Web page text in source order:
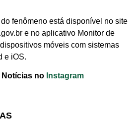
fenômeno está disponível no site
e no aplicativo Monitor de
móveis com sistemas
e iOS.
no Instagram